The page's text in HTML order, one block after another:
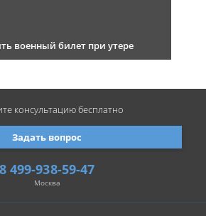
военный билет при утере
8 499-938-59-47
Москва
Задать вопрос
консультациюбесплатно